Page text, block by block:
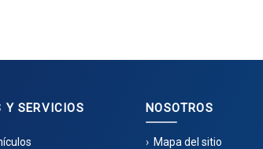
Y SERVICIOS NOSOTROS
Mapa del sitio